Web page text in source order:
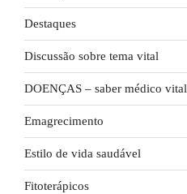
Destaques
Discussão sobre tema vital
DOENÇAS – saber médico vital
Emagrecimento
Estilo de vida saudável
Fitoterápicos